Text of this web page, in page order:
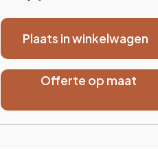
Plaats in winkelwagen
Offerte op maat